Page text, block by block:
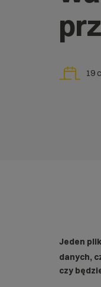
19
Jeden
danych,
czy